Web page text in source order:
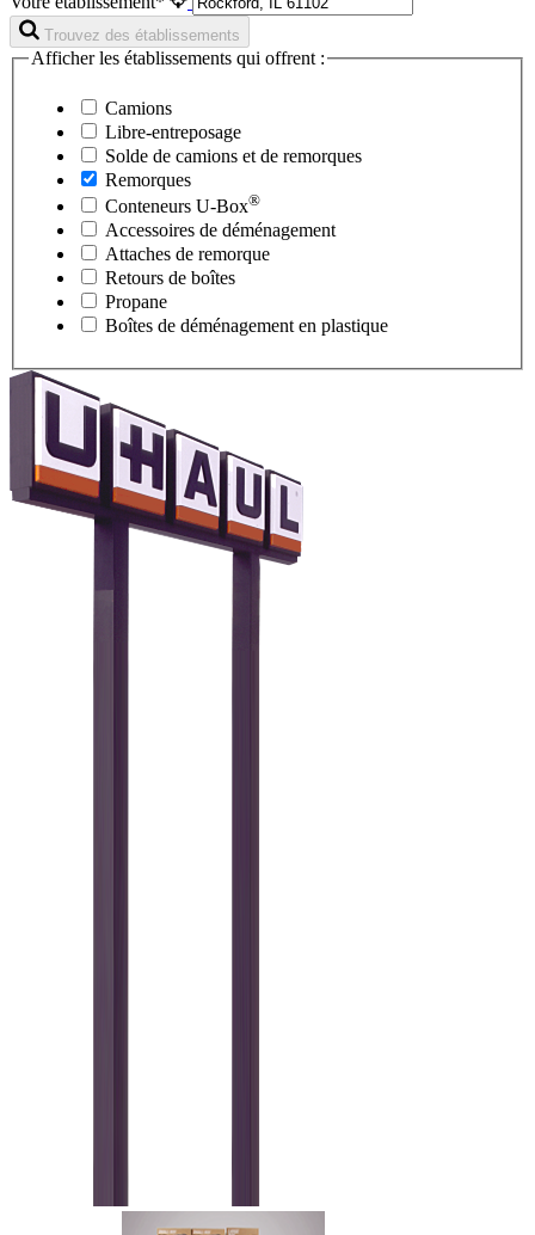
Trouvez des établissements
Afficher les établissements qui offrent :
Camions
Libre-entreposage
Solde de camions et de remorques
Remorques
Conteneurs U-Box®
Accessoires de déménagement
Attaches de remorque
Retours de boîtes
Propane
Boîtes de déménagement en plastique